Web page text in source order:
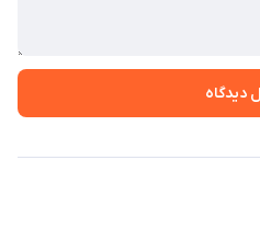
دیدگاه